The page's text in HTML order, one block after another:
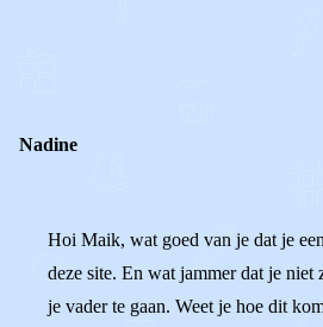
Nadine
Hoi Maik, wat goed van je dat je
deze site. En wat jammer dat je niet
je vader te gaan. Weet je hoe dit